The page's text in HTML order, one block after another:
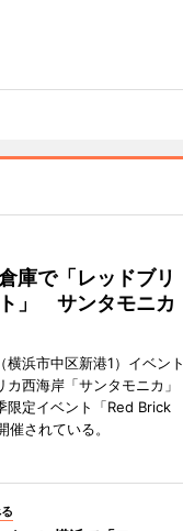
庫で「レッドブリ
」 サンタモニカ
横浜市中区新港1）イベント
西海岸「サンタモニカ」
限定イベント「Red Brick
されている。